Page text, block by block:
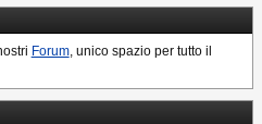
Forum, unico spazio per tutto il